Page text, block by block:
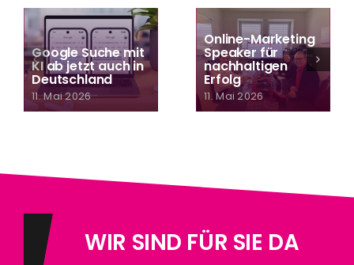
Google Suche mit
KI ab jetzt auch in
Deutschland
11. Mai 2026
Online-Marketing
Speaker für
nachhaltigen
Erfolg
11. Mai 2026
WIR SIND FÜR SIE DA